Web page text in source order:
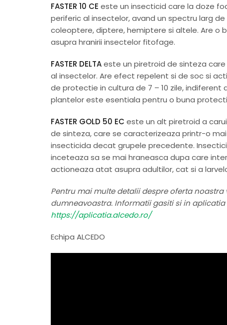
FASTER 10 CE este un insecticid care la doze
periferic al insectelor, avand un spectru larg
coleoptere, diptere, hemiptere si altele. Are
asupra hranirii insectelor fitofage.
FASTER DELTAeste un piretroid de sinteza
al insectelor. Are efect repelent si de soc si
de protectie in cultura de 7 – 10 zile,
plantelor este esentiala pentru o buna
FASTER GOLD 50 EC este un alt piretroid a
de sinteza, care se caracterizeaza printr-o
insecticida decat grupele precedente.
inceteaza sa se mai hraneasca dupa care
actioneaza atat asupra adultilor, cat si a
Pentru mai multe detalii despre oferta noastra
dumneavoastra. Informatii gasiti si in aplicatia
https://aplicatia.alcedo.ro/
Echipa ALCEDO